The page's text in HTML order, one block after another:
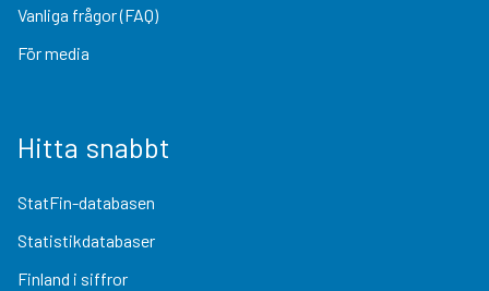
Vanliga frågor (FAQ)
För media
Hitta snabbt
StatFin-databasen
Statistikdatabaser
Finland i siffror